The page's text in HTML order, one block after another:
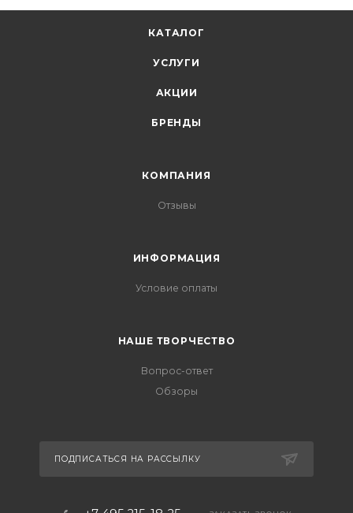
КАТАЛОГ
УСЛУГИ
АКЦИИ
БРЕНДЫ
КОМПАНИЯ
Отзывы
ИНФОРМАЦИЯ
Условие оплаты
НАШЕ ТВОРЧЕСТВО
Вопрос-ответ
Обзоры
ПОДПИСАТЬСЯ НА РАССЫЛКУ